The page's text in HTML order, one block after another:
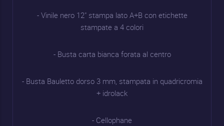
- Vinile nero 12" stampa lato A+B con etichette
stampate a 4 colori
- Busta carta bianca forata al centro
- Busta Bauletto dorso 3 mm, stampata in quadricromia
+ idrolack
- Cellophane